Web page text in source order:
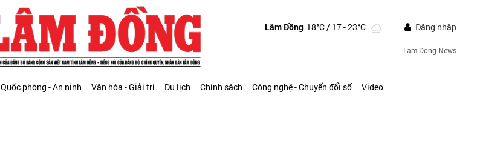
Lâm Đồng 18°C/ 17 - 23°C Đăng nhập
Lam Dong News
Quốc phòng - An ninh Văn hóa - Giải trí Du lịch Chính sách Công nghệ - Chuyển đổi số Video